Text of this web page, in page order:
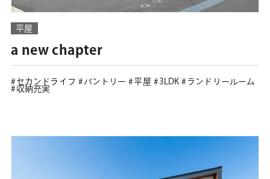
平屋
a new chapter
セカンドライフ パントリー 平屋 3LDK
ランドリールーム
収納充実